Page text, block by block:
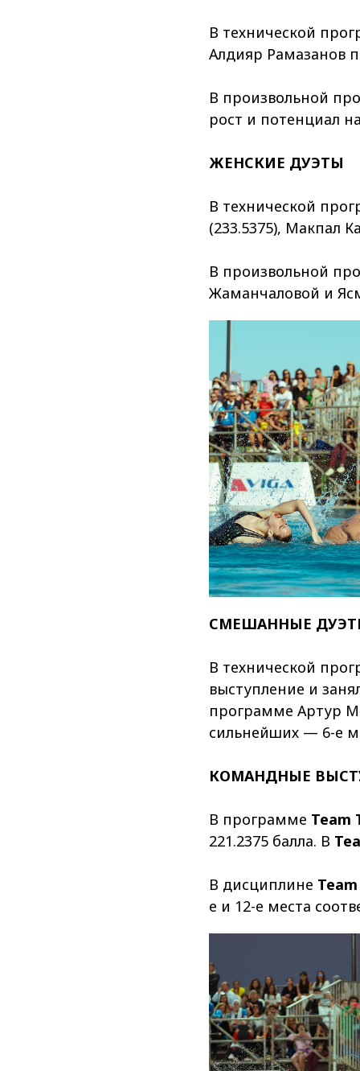
В технической
Алдияр Рамазанов
В произвольной
рост и потенциал
ЖЕНСКИЕ ДУЭТЫ
В технической
(233.5375), Макпал
В произвольной
Жаманчаловой и
СМЕШАННЫЕ
В технической
выступление и
программе Артур
сильнейших — 6-е
КОМАНДНЫЕ
В программе Team
221.2375 балла. В
В дисциплине
е и 12-е места